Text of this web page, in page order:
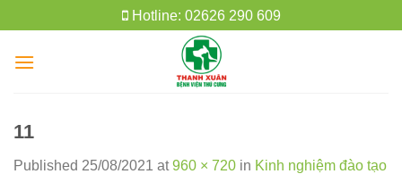
to
content
Hotline: 02626 290 609
11
Published 25/08/2021 at960 × 720 in Kinh nghiệm đào tạo